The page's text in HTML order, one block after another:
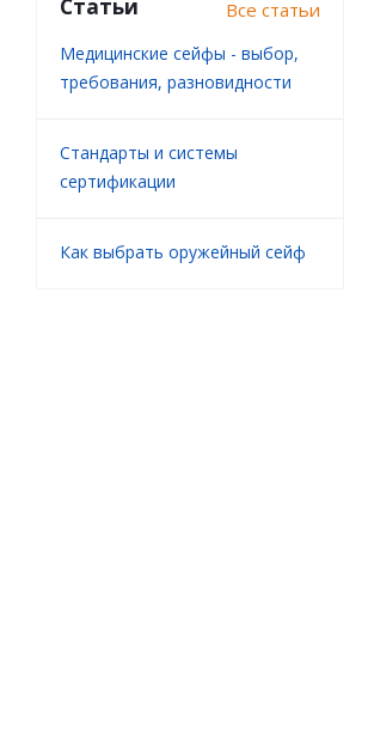
Статьи Все статьи
Медицинские сейфы - выбор,
требования, разновидности
Стандарты и системы
сертификации
Как выбрать оружейный сейф